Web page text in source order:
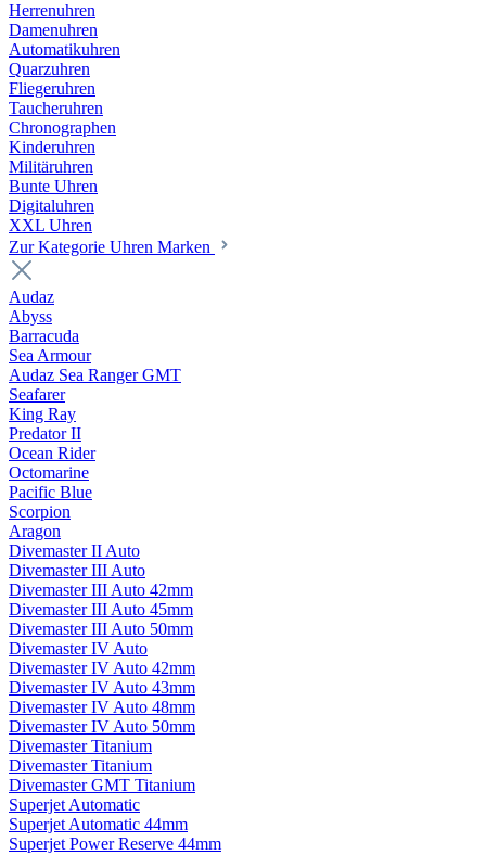
Herrenuhren
Damenuhren
Automatikuhren
Quarzuhren
Fliegeruhren
Taucheruhren
Chronographen
Kinderuhren
Militäruhren
Bunte Uhren
Digitaluhren
XXL Uhren
Zur Kategorie Uhren Marken
Audaz
Abyss
Barracuda
Sea Armour
Audaz Sea Ranger GMT
Seafarer
King Ray
Predator II
Ocean Rider
Octomarine
Pacific Blue
Scorpion
Aragon
Divemaster II Auto
Divemaster III Auto
Divemaster III Auto 42mm
Divemaster III Auto 45mm
Divemaster III Auto 50mm
Divemaster IV Auto
Divemaster IV Auto 42mm
Divemaster IV Auto 43mm
Divemaster IV Auto 48mm
Divemaster IV Auto 50mm
Divemaster Titanium
Divemaster Titanium
Divemaster GMT Titanium
Superjet Automatic
Superjet Automatic 44mm
Superjet Power Reserve 44mm